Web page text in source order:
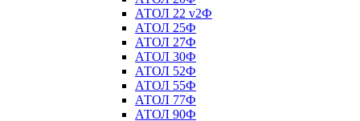
АТОЛ 22 v2Ф
АТОЛ 25Ф
АТОЛ 27Ф
АТОЛ 30Ф
АТОЛ 52Ф
АТОЛ 55Ф
АТОЛ 77Ф
АТОЛ 90Ф